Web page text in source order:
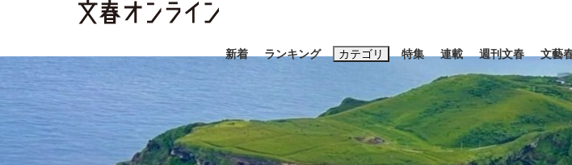
新着 ランキング カテゴリ
ニュース エンタメ ライフ
特集 連載 週刊文春 文藝
キー
おすすめのキーワードタグ一覧